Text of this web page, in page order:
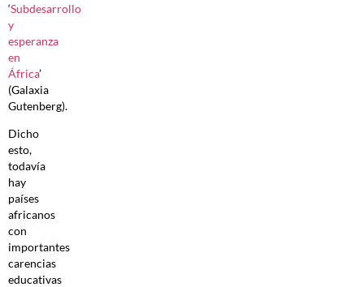
‘Subdesarrollo
y
esperanza
en
África’
(Galaxia
Gutenberg).
Dicho
esto,
todavía
hay
países
africanos
con
importantes
carencias
educativas